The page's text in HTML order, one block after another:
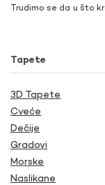
Trudimo se da u što
Tapete
3D Tapete
Cveće
Dečije
Gradovi
Morske
Naslikane